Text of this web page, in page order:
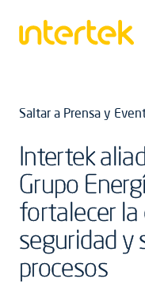
Saltar a Prensa y
Intertek
Grupo
fortalecer la
seguridad y
procesos